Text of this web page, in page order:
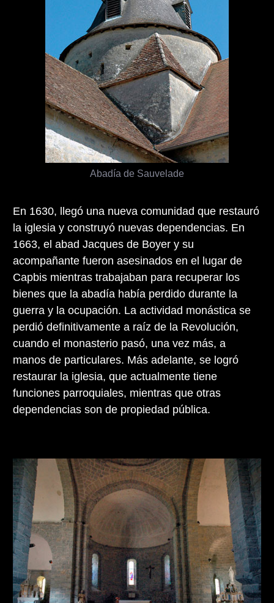
En 1630, llegó una nueva comunidad que restauró
la iglesia y construyó nuevas dependencias. En
1663, el abad Jacques de Boyer y su
acompañante fueron asesinados en el lugar de
Capbis mientras trabajaban para recuperar los
bienes que la abadía había perdido durante la
guerra y la ocupación. La actividad monástica se
perdió definitivamente a raíz de la Revolución,
cuando el monasterio pasó, una vez más, a
manos de particulares. Más adelante, se logró
restaurar la iglesia, que actualmente tiene
funciones parroquiales, mientras que otras
dependencias son de propiedad pública.
Abadía de Sauvelade